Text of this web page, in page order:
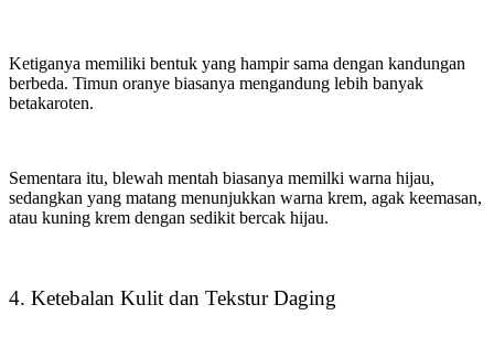
Ketiganya memiliki bentuk yang hampir sama dengan kandungan
berbeda. Timun oranye biasanya mengandung lebih banyak
betakaroten.
Sementara itu, blewah mentah biasanya memilki warna hijau,
sedangkan yang matang menunjukkan warna krem, agak keemasan,
atau kuning krem dengan sedikit bercak hijau.
4. Ketebalan Kulit dan Tekstur Daging